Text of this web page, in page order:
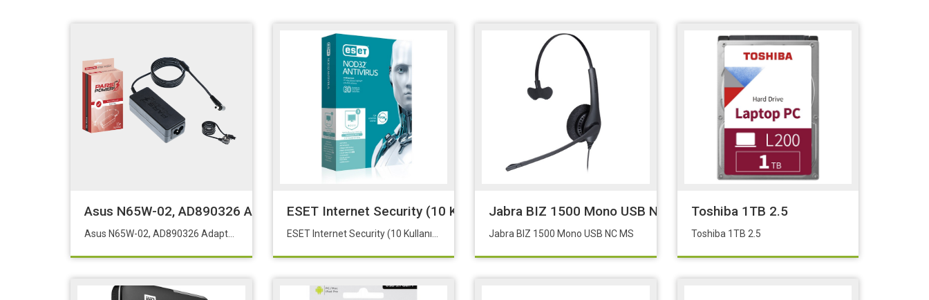
Asus N65W-02, AD890326 Adaptör Şarj Aleti-CihazıESET Internet Security (10 Kullanıcı Kutu)Jabra BIZ 1500 Mono USB NC MS
Jabra BIZ 1500 Mono USB NC MS
Toshiba 1TB 2.5
Toshiba 1TB 2.5